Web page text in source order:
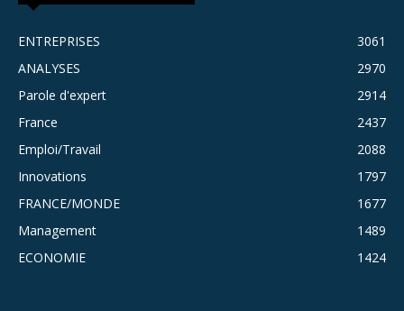
ENTREPRISES
3061
ANALYSES
2970
Parole d'expert
2914
France
2437
Emploi/Travail
2088
Innovations
1797
FRANCE/MONDE
1677
Management
1489
ECONOMIE
1424